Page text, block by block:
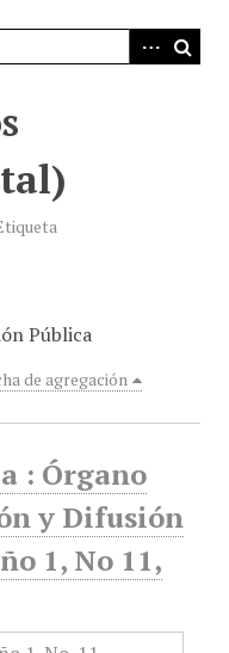
Pública
de agregación
: Órgano
y Difusión
1, No 11,